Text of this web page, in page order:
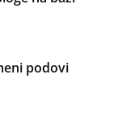
podovi